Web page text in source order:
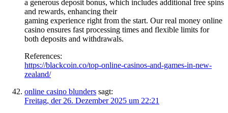
a generous deposit bonus, which includes additional free spins
and rewards, enhancing their
gaming experience right from the start. Our real money online
casino ensures fast processing times and flexible limits for
both deposits and withdrawals.
References:
https://blackcoin.co/top-online-casinos-and-games-in-new-
zealand/
online casino blunders sagt:
Freitag, der 26. Dezember 2025 um 22:21